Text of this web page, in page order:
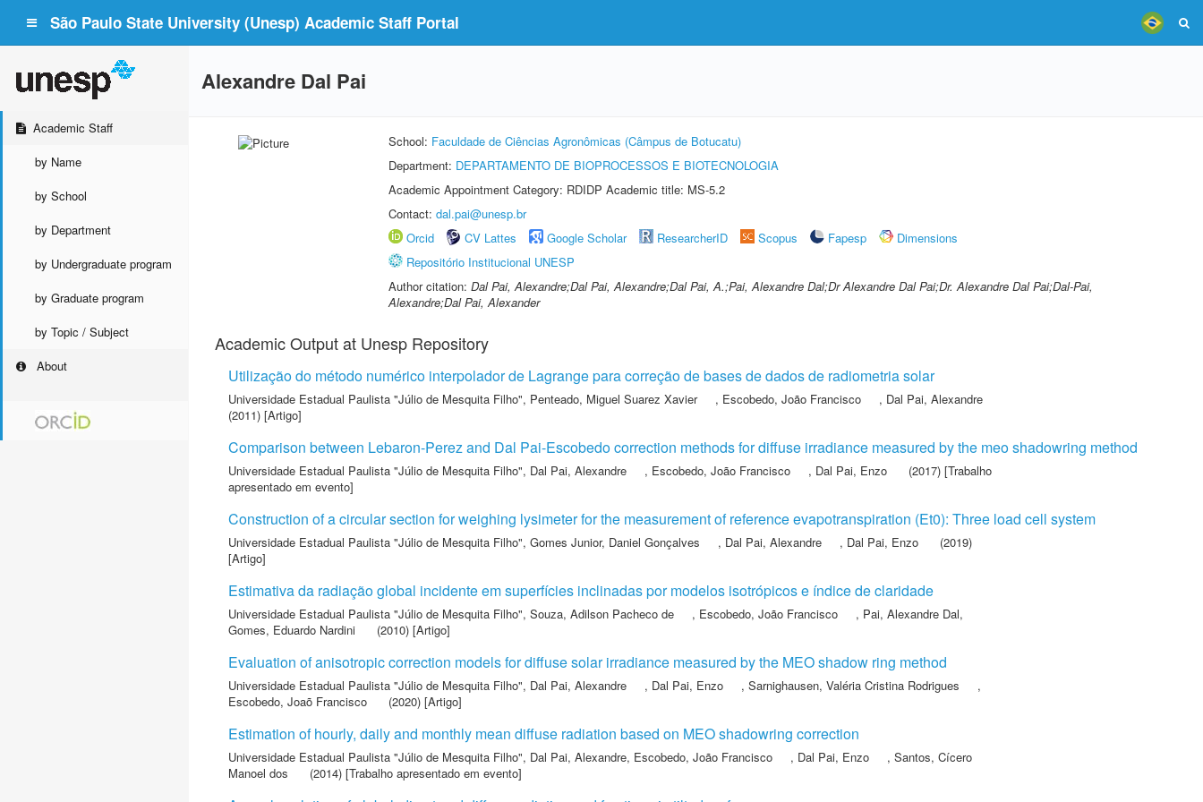
São Paulo State University (Unesp) Academic Staff Portal
Academic Staff
by Name
by School
by Department
by Undergraduate program
by Graduate program
by Topic / Subject
About
Alexandre Dal Pai
School: Faculdade de Ciências Agronômicas (Câmpus de Botucatu)
Department: DEPARTAMENTO DE BIOPROCESSOS E BIOTECNOLOGIA
Academic Appointment Category: RDIDP Academic title: MS-5.2
Contact: dal.pai@unesp.br
Orcid
CV Lattes Google Scholar ResearcherID Scopus Fapesp
Dimensions
Repositório Institucional UNESP
Author citation: Dal Pai, Alexandre;Dal Pai, Alexandre;Dal Pai, A.;Pai, Alexandre Dal;Dr Alexandre Dal Pai;Dr. Alexandre Dal Pai;Dal-Pai,
Alexandre;Dal Pai, Alexander
Academic Output at Unesp Repository
Utilização do método numérico interpolador de Lagrange para correção de bases de dados de radiometria solar
Universidade Estadual Paulista "Júlio de Mesquita Filho", Penteado, Miguel Suarez Xavier , Escobedo, João Francisco , Dal Pai, Alexandre
(2011) [Artigo]
Comparison between Lebaron-Perez and Dal Pai-Escobedo correction methods for diffuse irradiance measured by the meo shadowring method
Universidade Estadual Paulista "Júlio de Mesquita Filho", Dal Pai, Alexandre , Escobedo, João Francisco , Dal Pai, Enzo
(2017) [Trabalho
apresentado em evento]
Construction of a circular section for weighing lysimeter for the measurement of reference evapotranspiration (Et0): Three load cell system
Universidade Estadual Paulista "Júlio de Mesquita Filho", Gomes Junior, Daniel Gonçalves , Dal Pai, Alexandre , Dal Pai, Enzo
(2019)
[Artigo]
Estimativa da radiação global incidente em superfícies inclinadas por modelos isotrópicos e índice de claridade
Universidade Estadual Paulista "Júlio de Mesquita Filho", Souza, Adilson Pacheco de , Escobedo, João Francisco , Pai, Alexandre Dal,
Gomes, Eduardo Nardini
(2010) [Artigo]
Evaluation of anisotropic correction models for diffuse solar irradiance measured by the MEO shadow ring method
Universidade Estadual Paulista "Júlio de Mesquita Filho", Dal Pai, Alexandre , Dal Pai, Enzo , Sarnighausen, Valéria Cristina Rodrigues
,
Escobedo, Joaõ Francisco
(2020) [Artigo]
Estimation of hourly, daily and monthly mean diffuse radiation based on MEO shadowring correction
Universidade Estadual Paulista "Júlio de Mesquita Filho", Dal Pai, Alexandre, Escobedo, João Francisco , Dal Pai, Enzo , Santos, Cícero
Manoel dos
(2014) [Trabalho apresentado em evento]